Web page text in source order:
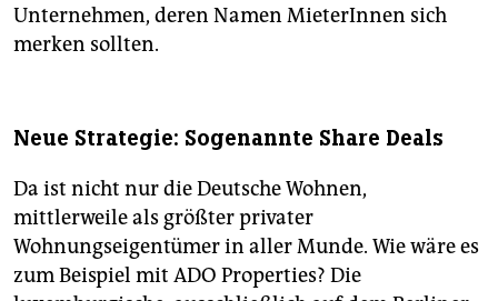
Unternehmen, deren Namen MieterInnen sich
merken sollten.
Neue Strategie: Sogenannte Share Deals
Da ist nicht nur die Deutsche Wohnen,
mittlerweile als größter privater
Wohnungseigentümer in aller Munde. Wie wäre es
zum Beispiel mit ADO Properties? Die